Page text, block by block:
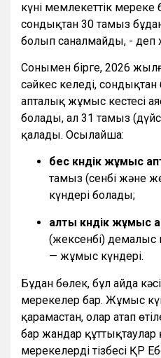
күні мемлекеттік мереке
сондықтан 30 тамыз
болып саналмайды, - деп
Сонымен бірге, 2026
сәйкес келеді, сондықтан
апталық жұмыс кестесі
болады, ал 31 тамыз
қалады. Осылайша:
бес күндік жұмыс
тамыз (сенбі және
күндері болады;
алты күндік жұмыс
(жексенбі) демалыс
— жұмыс күндері.
Бұдан бөлек, бұл айда
мерекелер бар. Жұмыс
қарамастан, олар атап
бар жандар
мерекелердің тізбесі ҚР